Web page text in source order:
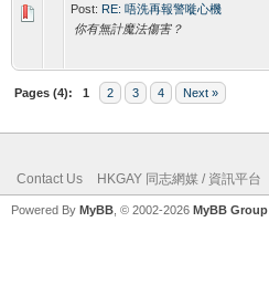
Post: RE: 唔洗再報警嘥心機
你有無計魔法傷害？
Pages (4): 1 2 3 4 Next »
Contact Us HKGAY 同志網媒 / 資訊平台
Powered By MyBB , © 2002-2026 MyBB Group